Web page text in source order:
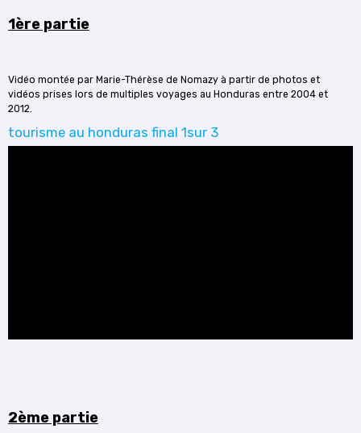
1ère partie
Vidéo montée par Marie-Thérèse de Nomazy à partir de photos et
vidéos prises lors de multiples voyages au Honduras entre 2004 et
2012.
tourisme au honduras final 1sur 3
2ème partie